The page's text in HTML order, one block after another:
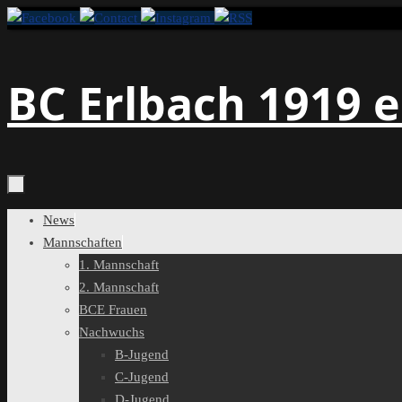
Zum
BC Erlbach 1919
Zum
Inhalt
News
Mannschaften
1. Mannschaft
2. Mannschaft
BCE Frauen
Nachwuchs
B-Jugend
C-Jugend